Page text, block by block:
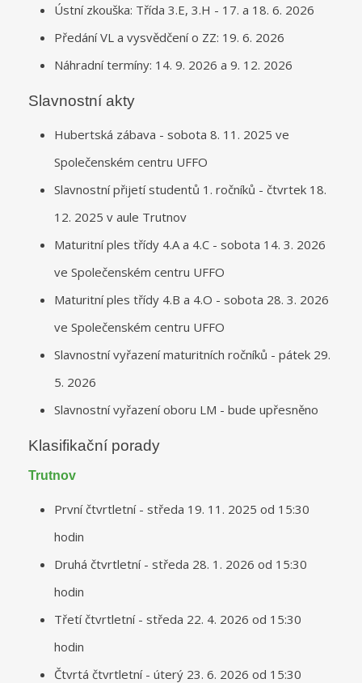
Ústní zkouška: Třída 3.E, 3.H - 17. a 18. 6. 2026
Předání VL a vysvědčení o ZZ: 19. 6. 2026
Náhradní termíny: 14. 9. 2026 a 9. 12. 2026
Slavnostní akty
Hubertská zábava - sobota 8. 11. 2025 ve
Společenském centru UFFO
Slavnostní přijetí studentů 1. ročníků - čtvrtek 18.
12. 2025 v aule Trutnov
Maturitní ples třídy 4.A a 4.C - sobota 14. 3. 2026
ve Společenském centru UFFO
Maturitní ples třídy 4.B a 4.O - sobota 28. 3. 2026
ve Společenském centru UFFO
Slavnostní vyřazení maturitních ročníků - pátek 29.
5. 2026
Slavnostní vyřazení oboru LM - bude upřesněno
Klasifikační porady
Trutnov
První čtvrtletní - středa 19. 11. 2025 od 15:30
hodin
Druhá čtvrtletní - středa 28. 1. 2026 od 15:30
hodin
Třetí čtvrtletní - středa 22. 4. 2026 od 15:30
hodin
Čtvrtá čtvrtletní - úterý 23. 6. 2026 od 15:30